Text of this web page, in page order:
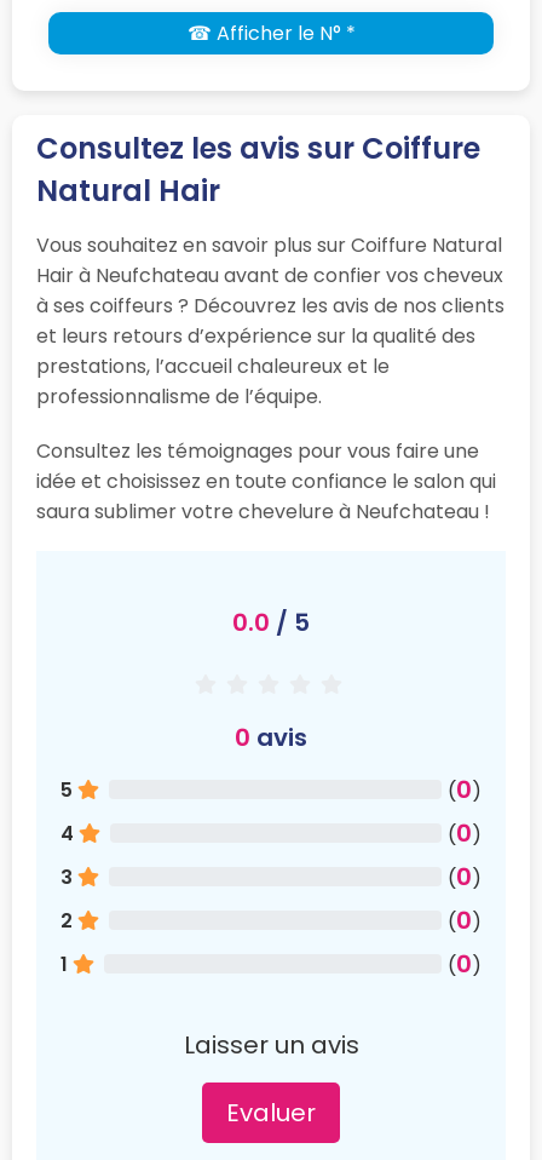
☎ Afficher le N° *
Consultez les avis sur Coiffure
Natural Hair
Vous souhaitez en savoir plus sur Coiffure Natural
Hair à Neufchateau avant de confier vos cheveux
à ses coiffeurs ? Découvrez les avis de nos clients
et leurs retours d’expérience sur la qualité des
prestations, l’accueil chaleureux et le
professionnalisme de l’équipe.
Consultez les témoignages pour vous faire une
idée et choisissez en toute confiance le salon qui
saura sublimer votre chevelure à Neufchateau !
0.0 / 5
0 avis
5 (0)
4
(0)
3
(0)
2
(0)
1
(0)
Laisser un avis
Evaluer